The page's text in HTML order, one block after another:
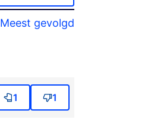
Meest gevolgd
1 1